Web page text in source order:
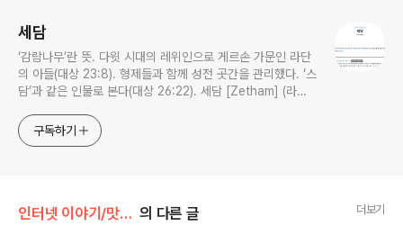
세담
‘감람나무’란 뜻. 다윗 시대의 레위인으로 게르손 가문인 라단
의 아들(대상 23:8). 형제들과 함께 성전 곳간을 관리했다. ‘스
담’과 같은 인물로 본다(대상 26:22). 세담 [Zetham] (라이
구독하기
인터넷 이야기/맛집 이야기 의 다른 글 더보기